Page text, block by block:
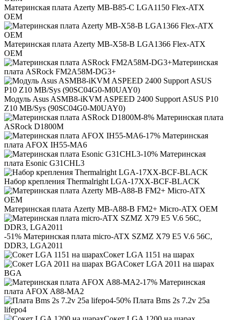
Материнская плата Azerty MB-B85-C LGA1150 Flex-ATX
OEM
Материнская плата Azerty MB-X58-B LGA1366 Flex-ATX
OEM
Материнская
плата ASRock FM2A58M-DG3+
Модуль Asus ASMB8-iKVM ASPEED 2400 Support ASUS P10
Z10 MB/Sys (90SC04G0-M0UAY0)
-8% Материнская плата
ASRock D1800M
-17% Материнская
плата AFOX IH55-MA6
-10% Материнская
плата Esonic G31CHL3
Набор крепления Thermalright LGA-17XX-BCF-BLACK
Материнская плата Azerty MB-A88-B FM2+ Micro-ATX OEM
-51% Материнская плата micro-ATX SZMZ X79 E5 V.6 56C,
DDR3, LGA2011
Сокет LGA 1151 на шарах
Сокет LGA 2011 на шарах
BGA
-17% Материнская
плата AFOX A88-MA2
-50% Плата Bms 2s 7.2v 25a
lifepo4